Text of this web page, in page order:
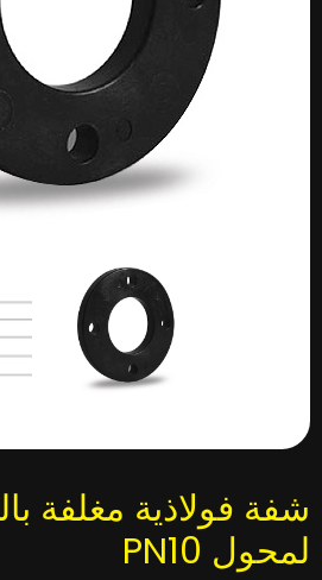
شفة فولاذية مغلفة
لمحول PN10